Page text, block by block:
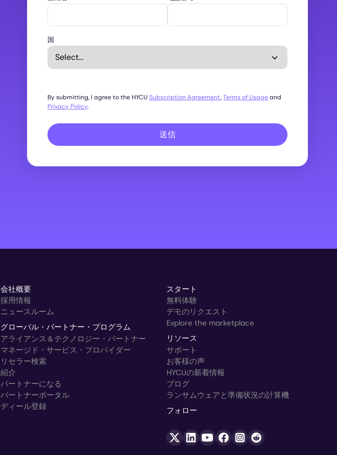
国
By submitting, I agree to the HYCUSubscription Agreement,Terms of Usageand
Privacy Policy.
送信
会社概要
採用情報
ニュースルーム
グローバル・パートナー・プログラム
アライアンス＆テクノロジー・パートナー
マネージド・サービス・プロバイダー
リセラー検索
紹介
パートナーになる
パートナーポータル
ディール登録
スタート
無料体験
デモのリクエスト
Explore the marketplace
リソース
サポート
お客様の声
HYCUの新着情報
ブログ
ランサムウェアと準備状況の計算機
フォロー